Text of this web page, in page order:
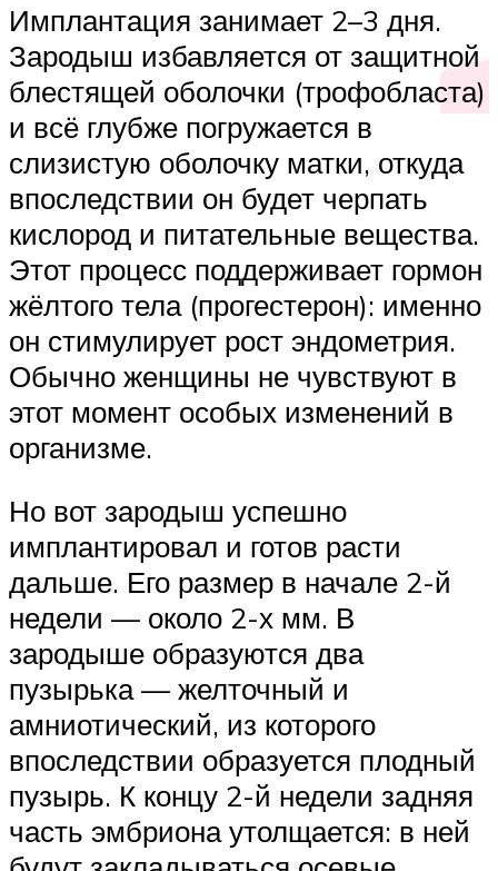
Имплантация занимает 2–3 дня.
Зародыш избавляется от защитной
блестящей оболочки (трофобласта)
и всё глубже погружается в
слизистую оболочку матки, откуда
впоследствии он будет черпать
кислород и питательные вещества.
Этот процесс поддерживает гормон
жёлтого тела (прогестерон): именно
он стимулирует рост эндометрия.
Обычно женщины не чувствуют в
этот момент особых изменений в
организме.
Но вот зародыш успешно
имплантировал и готов расти
дальше. Его размер в начале 2-й
недели — около 2-х мм. В
зародыше образуются два
пузырька — желточный и
амниотический, из которого
впоследствии образуется плодный
пузырь. К концу 2-й недели задняя
часть эмбриона утолщается: в ней